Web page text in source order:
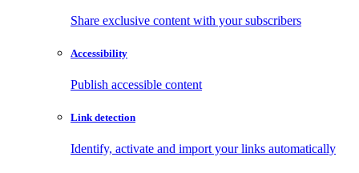
Share exclusive content with your subscribers
Accessibility
Publish accessible content
Link detection
Identify, activate and import your links automatically